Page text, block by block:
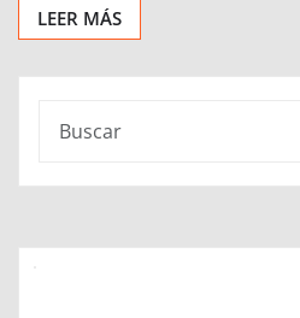
LEER MÁS